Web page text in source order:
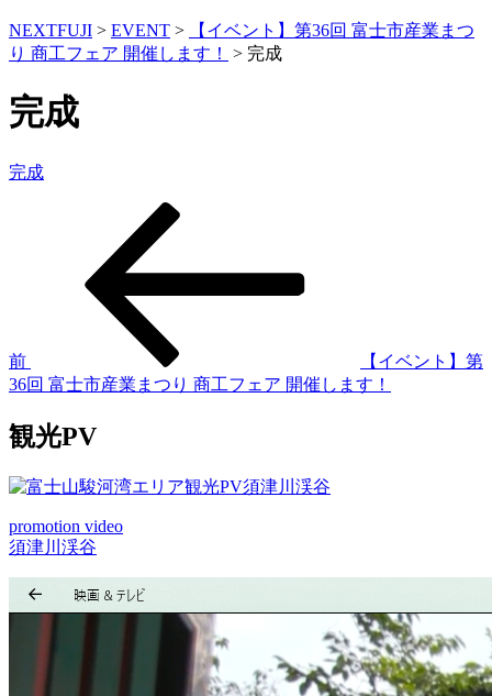
NEXTFUJI > EVENT >
【イベント】第36回 富士市産業まつ
り 商工フェア 開催します！
> 完成
完成
完成
ゲ
ー
シ
ン
前
【イベント】第
36回 富士市産業まつり 商工フェア 開催します！
観光PV
promotion video
須津川渓谷